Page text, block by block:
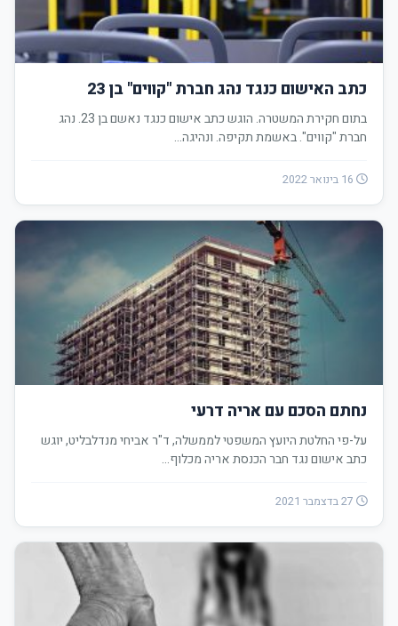
כתב האישום כנגד נהג חברת "קווים" בן 23
בתום חקירת המשטרה. הוגש כתב אישום כנגד נאשם בן 23. נהג
חברת "קווים". באשמת תקיפה. ונהיגה…
16 בינואר 2022
נחתם הסכם עם אריה דרעי
על-פי החלטת היועץ המשפטי לממשלה, ד"ר אביחי מנדלבליט, יוגש
כתב אישום נגד חבר הכנסת אריה מכלוף…
27 בדצמבר 2021